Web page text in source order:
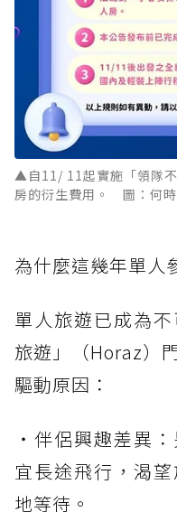
▲自11/ 11起實施「領隊
房的衍生費用。 圖：何
為什麼這幾年單人
單人旅遊已成為
旅遊」（Horaz）
驅動原因：
・伴侶興趣差異
宜長途飛行，渴
地等待。